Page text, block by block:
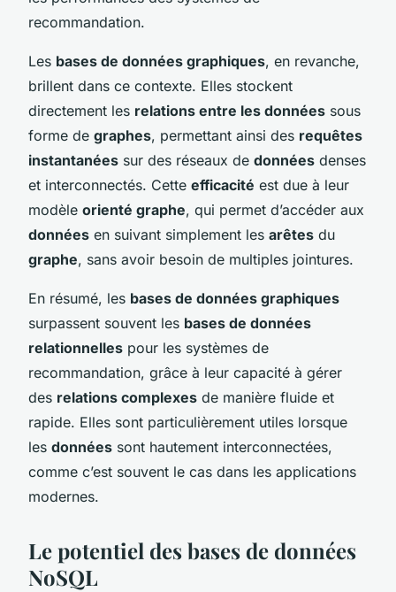
recommandation.
Les bases de données graphiques, en revanche,
brillent dans ce contexte. Elles stockent
directement les relations entre les données sous
forme de graphes, permettant ainsi des requêtes
instantanées sur des réseaux de données denses
et interconnectés. Cette efficacité est due à leur
modèle orienté graphe, qui permet d’accéder aux
données en suivant simplement les arêtes du
graphe, sans avoir besoin de multiples jointures.
En résumé, les bases de données graphiques
surpassent souvent les bases de données
relationnelles pour les systèmes de
recommandation, grâce à leur capacité à gérer
des relations complexes de manière fluide et
rapide. Elles sont particulièrement utiles lorsque
les données sont hautement interconnectées,
comme c’est souvent le cas dans les applications
modernes.
Le potentiel des bases de données
NoSQL